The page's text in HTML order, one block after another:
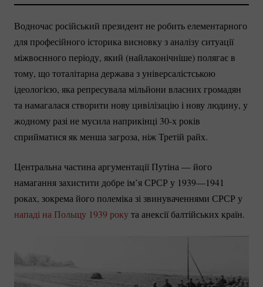
Водночас російський президент не робить елементарного
для професійного історика висновку з аналізу ситуації
міжвоєнного періоду, який (найлаконічніше) полягає в
тому, що тоталітарна держава з універсалістською
ідеологією, яка репресувала мільйони власних громадян
та намагалася створити нову цивілізацію і нову людину, у
жодному разі не мусила наприкінці 30-х років
сприйматися як менша загроза, ніж Третій райх.
Центральна частина аргументації Путіна — його
намагання захистити добре ім’я СРСР у 1939—1941
роках, зокрема його полеміка зі звинуваченнями СРСР у
нападі на Польщу 1939 рокута анексії балтійських країн.